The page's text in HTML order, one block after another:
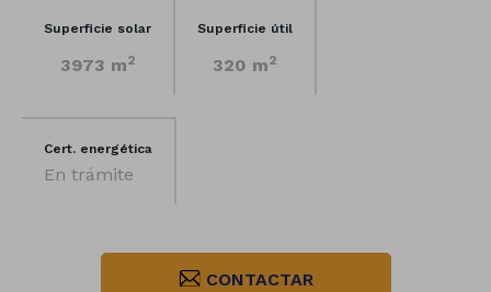
Superficie solar
3973 m2
Superficie útil
320 m2
Cert. energética
En trámite
CONTACTAR